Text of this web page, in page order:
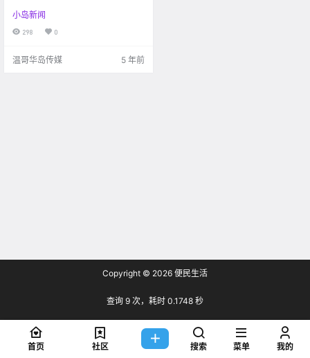
《孤独星球》列出了加拿大十大海
滩 其中有三个都在BC省 他们分别是
小岛新闻
298 0
温哥华岛传媒 5 年前
Copyright © 2026 便民生活
查询 9 次，耗时 0.1748 秒
首页 社区 搜索 菜单 我的